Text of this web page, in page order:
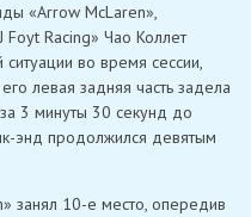
«Arrow McLaren»,
Racing» Чао Коллет
во время сессии,
левая задняя часть задела
3 минуты 30 секунд до
энд продолжился девятым
занял 10-е место, опередив